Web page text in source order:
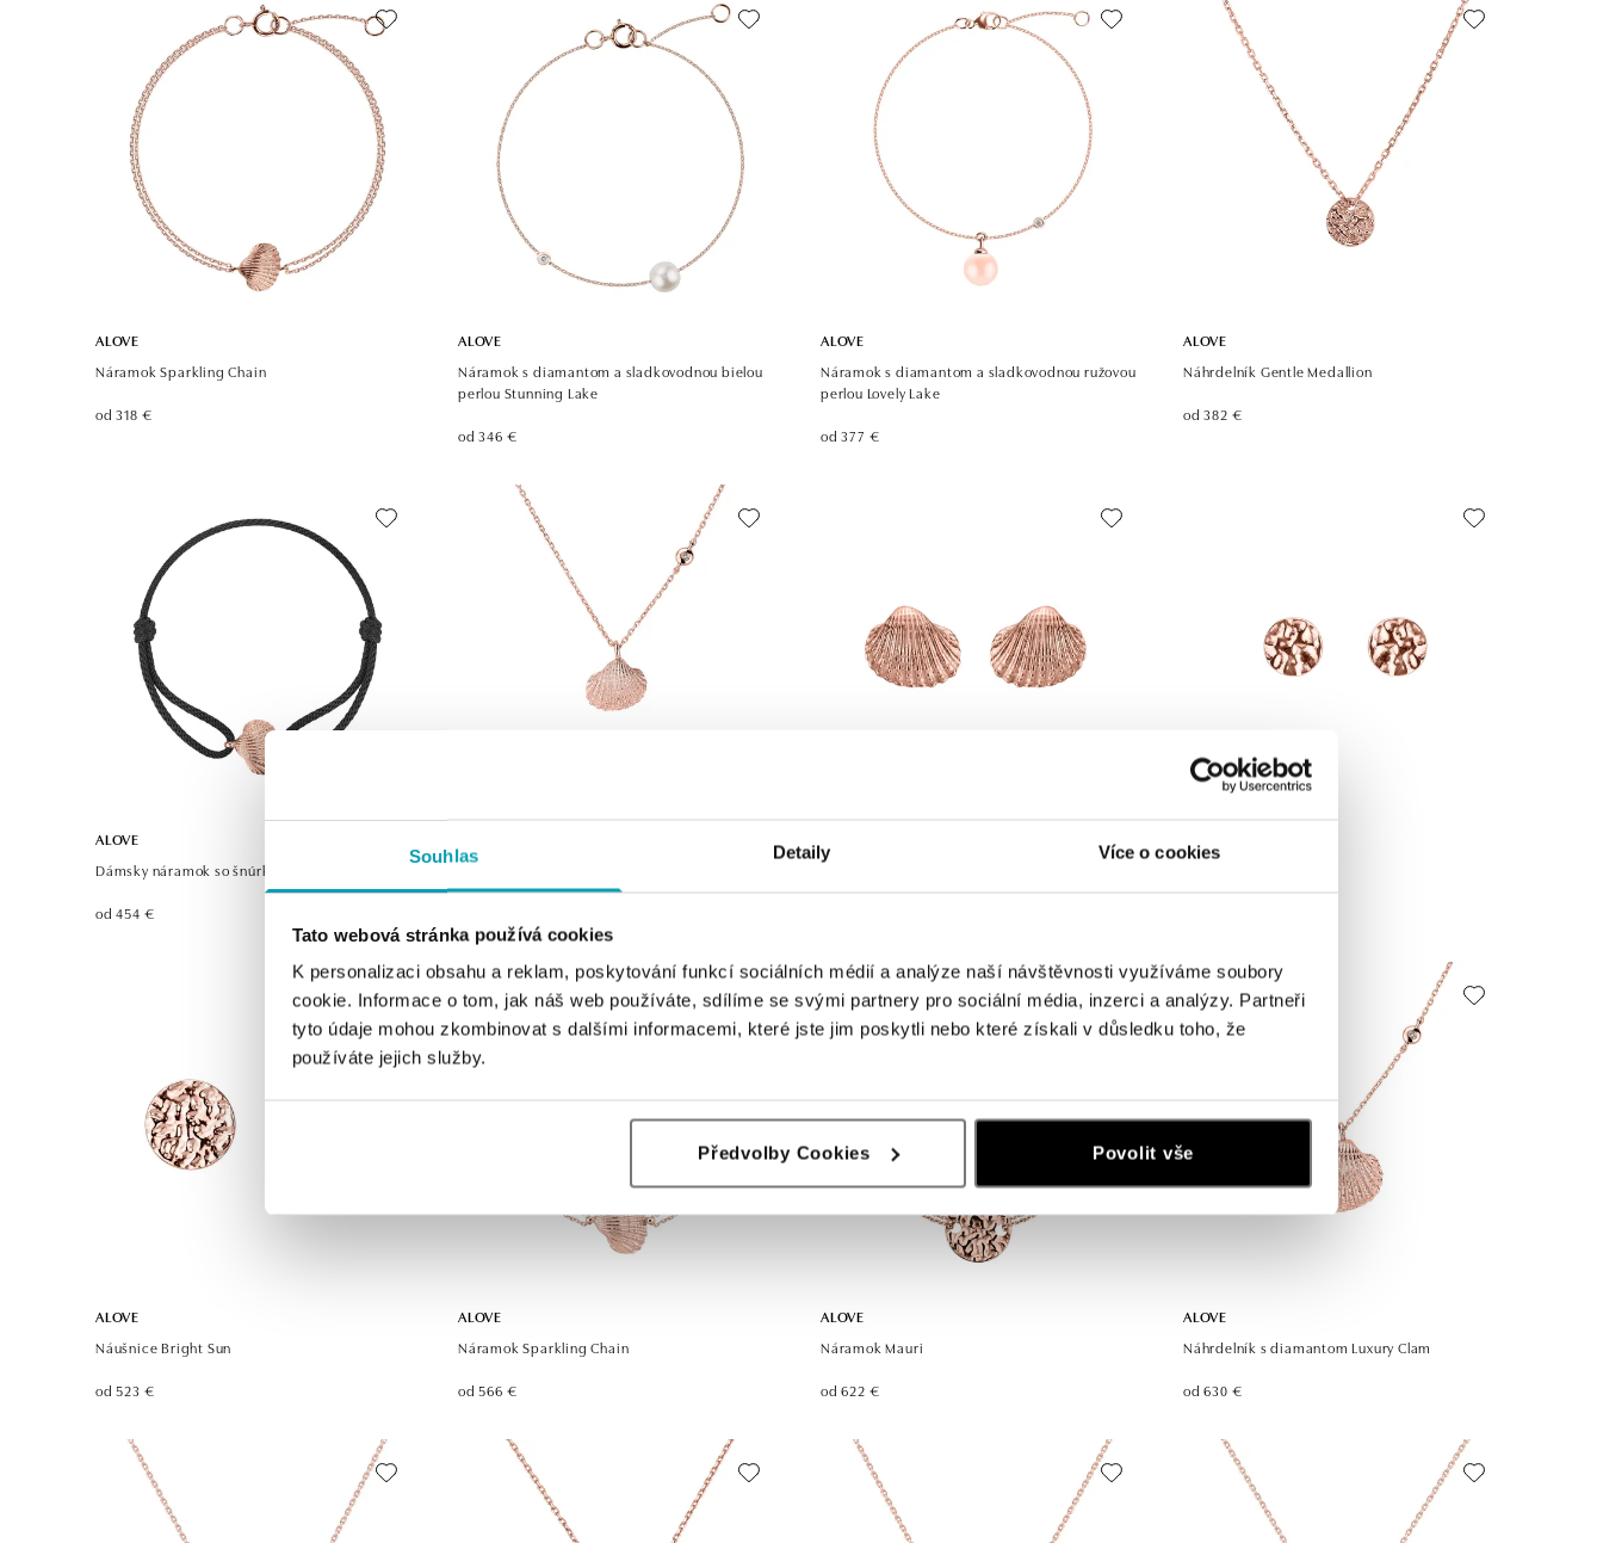
Souhlas Detaily Více o cookies
Tato webová stránka používá cookies
K personalizaci obsahu a reklam, poskytování funkcí sociálních médií a analýze naší návštěvnosti využíváme soubory
cookie. Informace o tom, jak náš web používáte, sdílíme se svými partnery pro sociální média, inzerci a analýzy. Partneři
tyto údaje mohou zkombinovat s dalšími informacemi, které jste jim poskytli nebo které získali v důsledku toho, že
používáte jejich služby.
Předvolby Cookies Povolit vše
ALOVE
Náramok Sparkling Chain
od 318 €
ALOVE
Náramok s diamantom a sladkovodnou bielou
perlou Stunning Lake
od 346 €
ALOVE
Náramok s diamantom a sladkovodnou ružovou
perlou Lovely Lake
od 377 €
ALOVE
Náhrdelník Gentle Medallion
od 382 €
ALOVE
Dámsky náramok so šnúrkou Luxury Clam
od 454 €
Náhrdelník s diamantom Luxury Clam
Náušnice Luxury Clam
ALOVE
Náušnice Bright Sun
od 523 €
ALOVE
Náramok Sparkling Chain
od 566 €
ALOVE
Náramok Mauri
od 622 €
ALOVE
Náhrdelník s diamantom Luxury Clam
od 630 €